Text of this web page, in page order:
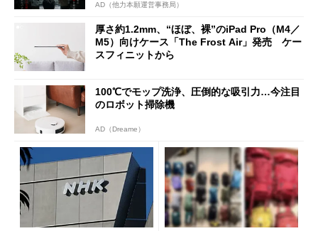
AD（他力本願運営事務局）
厚さ約1.2mm、“ほぼ、裸”のiPad Pro（M4／
M5）向けケース「The Frost Air」発売 ケー
スフィニットから
100℃でモップ洗浄、圧倒的な吸引力…今注目
のロボット掃除機
AD（Dreame）